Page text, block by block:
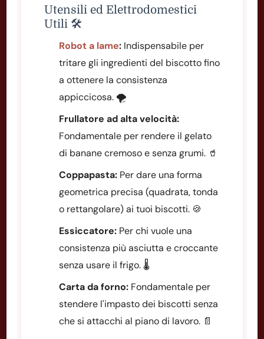
Utensili ed Elettrodomestici
Utili 🛠️
Robot a lame: Indispensabile per
tritare gli ingredienti del biscotto fino
a ottenere la consistenza
appiccicosa. 🌪️
Frullatore ad alta velocità:
Fondamentale per rendere il gelato
di banane cremoso e senza grumi. 🥤
Coppapasta: Per dare una forma
geometrica precisa (quadrata, tonda
o rettangolare) ai tuoi biscotti. 🍪
Essiccatore: Per chi vuole una
consistenza più asciutta e croccante
senza usare il frigo. 🌡️
Carta da forno: Fondamentale per
stendere l'impasto dei biscotti senza
che si attacchi al piano di lavoro. 📄